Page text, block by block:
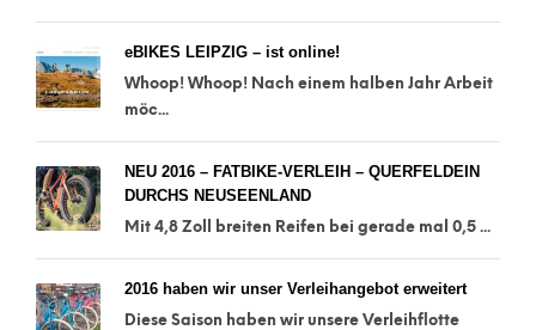
eBIKES LEIPZIG – ist online!
Whoop! Whoop! Nach einem halben Jahr Arbeit
möc...
NEU 2016 – FATBIKE-VERLEIH – QUERFELDEIN
DURCHS NEUSEENLAND
Mit 4,8 Zoll breiten Reifen bei gerade mal 0,5 ...
2016 haben wir unser Verleihangebot erweitert
Diese Saison haben wir unsere Verleihflotte